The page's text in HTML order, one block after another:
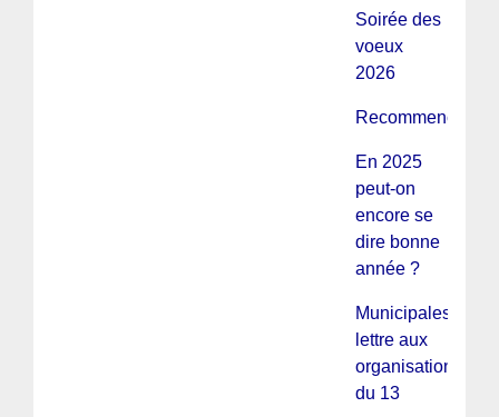
Soirée des
voeux
2026
Recommençons...
En 2025
peut-on
encore se
dire bonne
année ?
Municipales :
lettre aux
organisations
du 13